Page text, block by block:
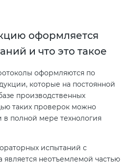
оформляется
и что это такое
оформляются по
которые на постоянной
производственных
таких проверок можно
в полной мере технология
испытаний с
является неотъемлемой частью
(ТР